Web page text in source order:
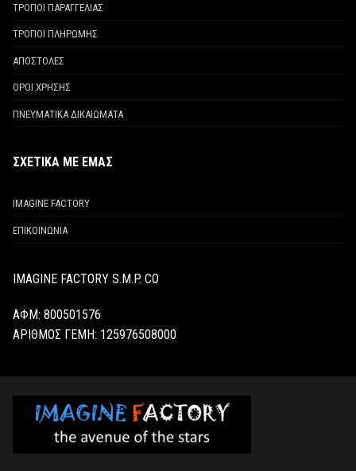
ΤΡΟΠΟΙ ΠΑΡΑΓΓΕΛΙΑΣ
ΤΡΟΠΟΙ ΠΛΗΡΩΜΗΣ
ΑΠΟΣΤΟΛΕΣ
ΟΡΟΙ ΧΡΗΣΗΣ
ΠΝΕΥΜΑΤΙΚΑ ΔΙΚΑΙΩΜΑΤΑ
ΣΧΕΤΙΚΑ ΜΕ ΕΜΑΣ
IMAGINE FACTORY
ΕΠΙΚΟΙΝΩΝΙΑ
IMAGINE FACTORY S.M.P. CO
ΑΦΜ: 800501576
ΑΡΙΘΜΟΣ ΓΕΜΗ: 125976508000